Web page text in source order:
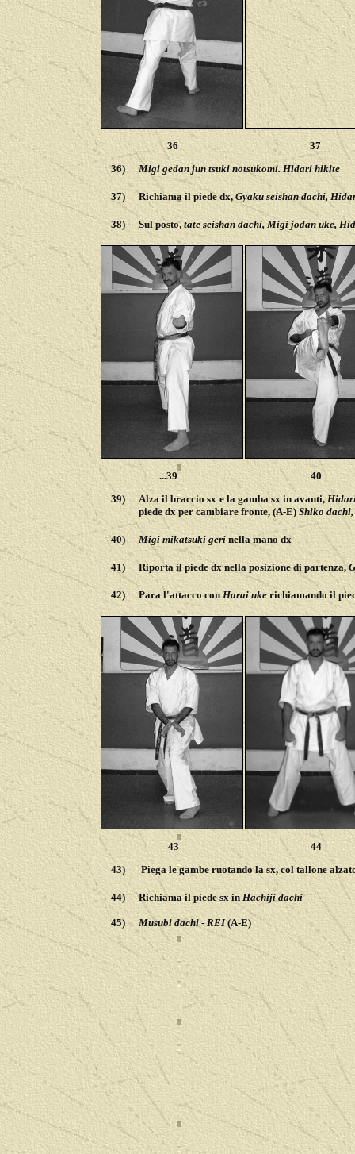
36
37
36)
Migi gedan jun tsuki notsukomi. Hidari hikite
37) Richiama il piede dx, Gyaku seishan dachi,
38) Sul posto, tate seishan dachi, Migi jodan uke,
...39
40
39)
Alza il braccio sx e la gamba sx in avanti,H
piede dx per cambiare fronte, (A-E)Shiko
40) Migi mikatsuki geri nella mano dx
41) Riporta il piede dx nella posizione di partenza,
42) Para l'attacco con Harai uke richiamando il
43
44
43)
Piega le gambe ruotando la sx, col tallone
44) Richiama il piede sx in Hachiji dachi
45) Musubi dachi-REI(A-E)